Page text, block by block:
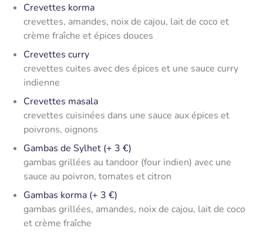
Crevettes korma
crevettes, amandes, noix de cajou, lait de coco et
crème fraîche et épices douces
Crevettes curry
crevettes cuites avec des épices et une sauce curry
indienne
Crevettes masala
crevettes cuisinées dans une sauce aux épices et
poivrons, oignons
Gambas de Sylhet (+ 3 €)
gambas grillées au tandoor (four indien) avec une
sauce au poivron, tomates et citron
Gambas korma (+ 3 €)
gambas grillées, amandes, noix de cajou, lait de coco
et crème fraîche